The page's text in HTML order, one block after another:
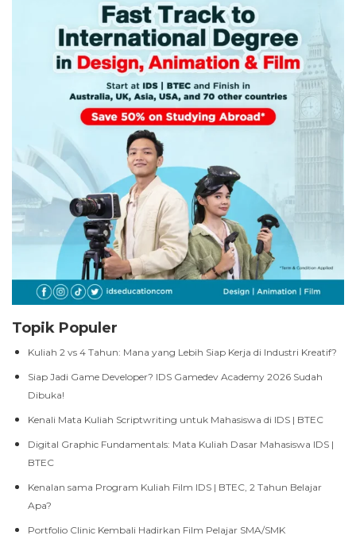
Topik Populer
Kuliah 2 vs 4 Tahun: Mana yang Lebih Siap Kerja di Industri Kreatif?
Siap Jadi Game Developer? IDS Gamedev Academy 2026 Sudah
Dibuka!
Kenali Mata Kuliah Scriptwriting untuk Mahasiswa di IDS | BTEC
Digital Graphic Fundamentals: Mata Kuliah Dasar Mahasiswa IDS |
BTEC
Kenalan sama Program Kuliah Film IDS | BTEC, 2 Tahun Belajar
Apa?
Portfolio Clinic Kembali Hadirkan Film Pelajar SMA/SMK